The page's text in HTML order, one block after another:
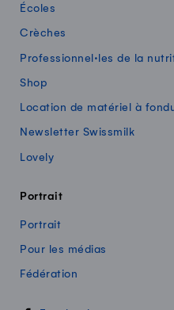
Écoles
Crèches
Professionnel·les de la
Shop
Location de matériel à
Newsletter Swissmilk
Lovely
Portrait
Portrait
Pour les médias
Fédération